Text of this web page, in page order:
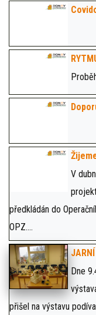
V
předkládán do
OPZ....
Dne
přišel na výstavu